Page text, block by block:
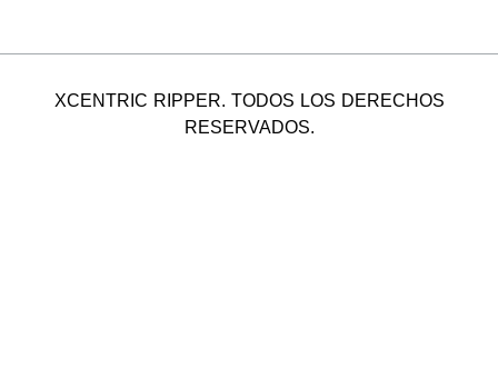
XCENTRIC RIPPER. TODOS LOS DERECHOS
RESERVADOS.